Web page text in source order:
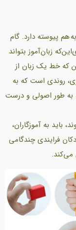
هم پیوسته دارد. گام
زبان‌آموز بتواند
که خط یک زبان از
روندی است که به
به طور اصولی و درست
باید به آموزگاران،
فرایندی چندگامی
می‌کند.